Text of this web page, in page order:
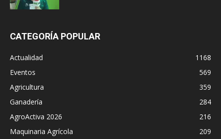
CATEGORÍA POPULAR
Actualidad
1168
Eventos
569
Agricultura
359
Ganadería
284
AgroActiva 2026
216
Maquinaria Agrícola
209